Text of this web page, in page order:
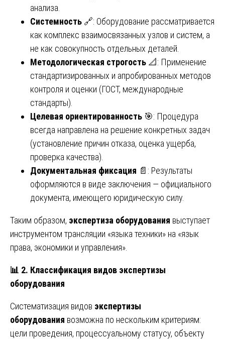
анализа.
Системность 🔗: Оборудование рассматривается
как комплекс взаимосвязанных узлов и систем, а
не как совокупность отдельных деталей.
Методологическая строгость 📐: Применение
стандартизированных и апробированных методов
контроля и оценки (ГОСТ, международные
стандарты).
Целевая ориентированность 🎯: Процедура
всегда направлена на решение конкретных задач
(установление причин отказа, оценка ущерба,
проверка качества).
Документальная фиксация 📄: Результаты
оформляются в виде заключения — официального
документа, имеющего юридическую силу.
Таким образом, экспертиза оборудования выступает
инструментом трансляции «языка техники» на «язык
права, экономики и управления».
📊 2. Классификация видов экспертизы
оборудования
Систематизация видов экспертизы
оборудования возможна по нескольким критериям:
цели проведения, процессуальному статусу, объекту